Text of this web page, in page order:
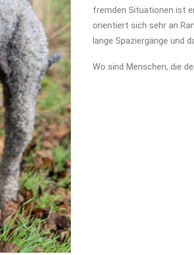
fremden Situationen ist
orientiert sich sehr an
lange Spaziergänge und
Wo sind Menschen, die